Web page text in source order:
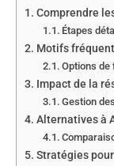
Comprendre
Étapes
Motifs
Options
Impact de la
Gestion
Alternatives à
Stratégies